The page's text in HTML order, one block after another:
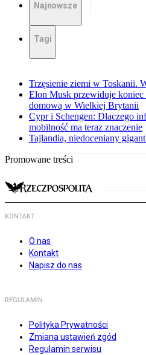
Najnowsze
Tagi
Trzęsienie ziemi w Toskanii.
Elon Musk przewiduje
domową w Wielkiej Brytanii
Cypr i Schengen: Dlaczego
mobilność ma teraz znaczenie
Tajlandia, niedoceniany
Promowane treści
KONTAKT
O nas
Kontakt
Napisz do nas
REGULAMIN
Polityka Prywatności
Zmiana ustawień zgód
Regulamin serwisu